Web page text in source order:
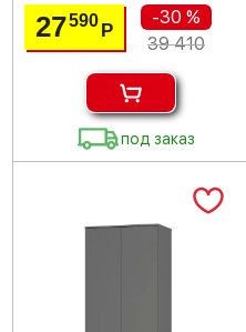
27590Р
-30 %
39 410
под заказ